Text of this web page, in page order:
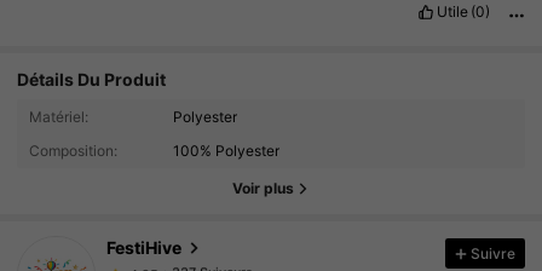
Utile (0)
Détails Du Produit
Matériel:
Polyester
Composition:
100% Polyester
Voir plus
FestiHive
337 Suiveurs
337 Suiveurs
337 Suiveurs
337 Suiveurs
Suivre